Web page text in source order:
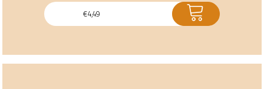
€4,49 ACQUISTA